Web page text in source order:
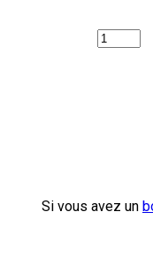
Si vous avez un